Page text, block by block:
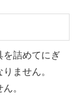
を詰めてにぎ
ません。
。